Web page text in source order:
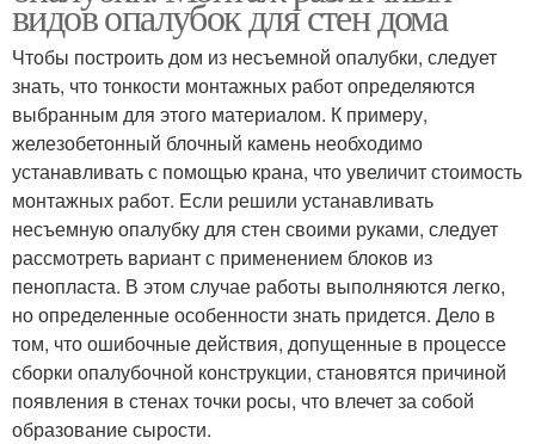
видов опалубок для стен дома
Чтобы построить дом из несъемной опалубки, следует
знать, что тонкости монтажных работ определяются
выбранным для этого материалом. К примеру,
железобетонный блочный камень необходимо
устанавливать с помощью крана, что увеличит стоимость
монтажных работ. Если решили устанавливать
несъемную опалубку для стен своими руками, следует
рассмотреть вариант с применением блоков из
пенопласта. В этом случае работы выполняются легко,
но определенные особенности знать придется. Дело в
том, что ошибочные действия, допущенные в процессе
сборки опалубочной конструкции, становятся причиной
появления в стенах точки росы, что влечет за собой
образование сырости.